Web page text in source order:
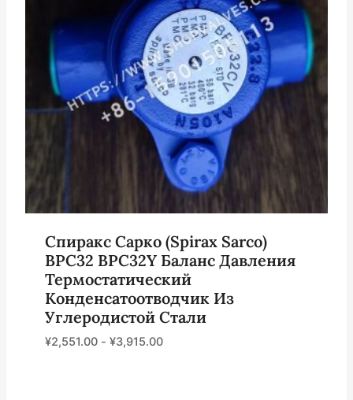
Спиракс Сарко (Spirax Sarco)
BPC32 BPC32Y Баланс Давления
Термостатический
Конденсатоотводчик Из
Углеродистой Стали
¥2,551.00- ¥3,915.00